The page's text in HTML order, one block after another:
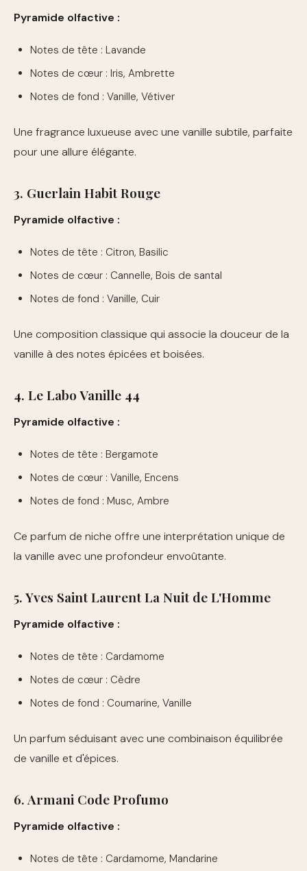
Pyramide olfactive :
Notes de tête : Lavande
Notes de cœur : Iris, Ambrette
Notes de fond : Vanille, Vétiver
Une fragrance luxueuse avec une vanille subtile, parfaite
pour une allure élégante.
3. Guerlain Habit Rouge
Pyramide olfactive :
Notes de tête : Citron, Basilic
Notes de cœur : Cannelle, Bois de santal
Notes de fond : Vanille, Cuir
Une composition classique qui associe la douceur de la
vanille à des notes épicées et boisées.
4. Le Labo Vanille 44
Pyramide olfactive :
Notes de tête : Bergamote
Notes de cœur : Vanille, Encens
Notes de fond : Musc, Ambre
Ce parfum de niche offre une interprétation unique de
la vanille avec une profondeur envoûtante.
5. Yves Saint Laurent La Nuit de L'Homme
Pyramide olfactive :
Notes de tête : Cardamome
Notes de cœur : Cèdre
Notes de fond : Coumarine, Vanille
Un parfum séduisant avec une combinaison équilibrée
de vanille et d'épices.
6. Armani Code Profumo
Pyramide olfactive :
Notes de tête : Cardamome, Mandarine